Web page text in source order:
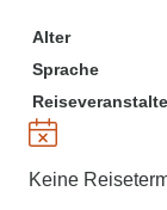
Alter
Sprache
Keine